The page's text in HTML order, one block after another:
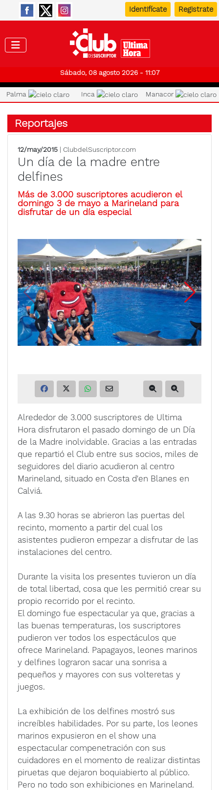
Identifícate Registrate
Sábado, 08 agosto 2026 - 11:07
Palma Inca Manacor
Reportajes
12/may/2015 | ClubdelSuscriptor.com
Un día de la madre entre
delfines
Más de 3.000 suscriptores acudieron el
domingo 3 de mayo a Marineland para
disfrutar de un día especial
Alrededor de 3.000 suscriptores de Ultima
Hora disfrutaron el pasado domingo de un Día
de la Madre inolvidable. Gracias a las entradas
que repartió el Club entre sus socios, miles de
seguidores del diario acudieron al centro
Marineland, situado en Costa d'en Blanes en
Calviá.
A las 9.30 horas se abrieron las puertas del
recinto, momento a partir del cual los
asistentes pudieron empezar a disfrutar de las
instalaciones del centro.
Durante la visita los presentes tuvieron un día
de total libertad, cosa que les permitió crear su
propio recorrido por el recinto.
El domingo fue espectacular ya que, gracias a
las buenas temperaturas, los suscriptores
pudieron ver todos los espectáculos que
ofrece Marineland. Papagayos, leones marinos
y delfines lograron sacar una sonrisa a
pequeños y mayores con sus volteretas y
juegos.
La exhibición de los delfines mostró sus
increíbles habilidades. Por su parte, los leones
marinos expusieron en el show una
espectacular compenetración con sus
cuidadores en el momento de realizar distintas
piruetas que dejaron boquiabierto al público.
Pero no todo son exhibiciones en Marineland.